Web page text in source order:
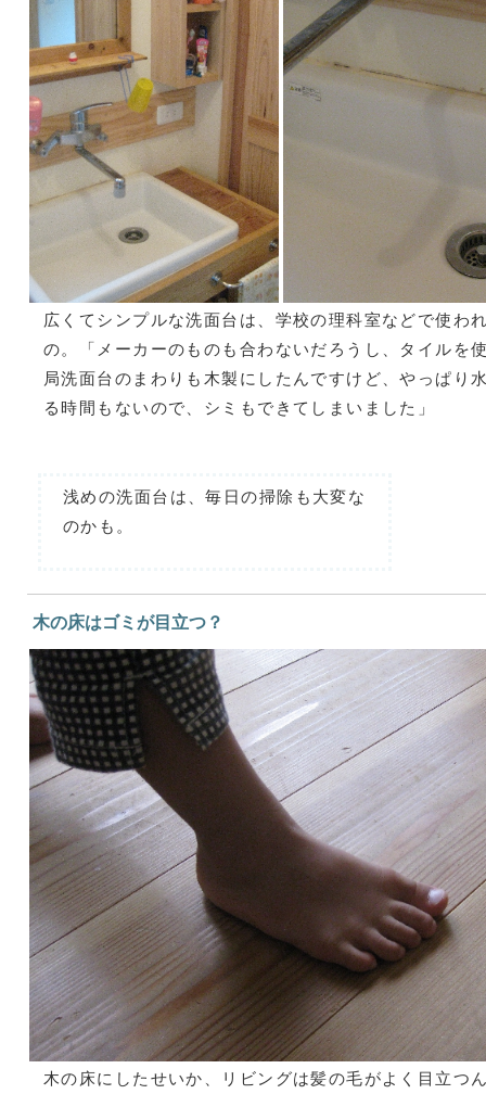
広くてシンプルな洗面台は、学校の理科室などで使わ
の。「メーカーのものも合わないだろうし、タイルを
局洗面台のまわりも木製にしたんですけど、やっぱり
る時間もないので、シミもできてしまいました」
浅めの洗面台は、毎日の掃除も大変な
のかも。
木の床はゴミが目立つ？
木の床にしたせいか、リビングは髪の毛がよく目立つ